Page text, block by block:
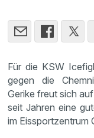
Für die KSW
gegen die
Gerike freut sich
seit Jahren eine
im Eissportzentrum